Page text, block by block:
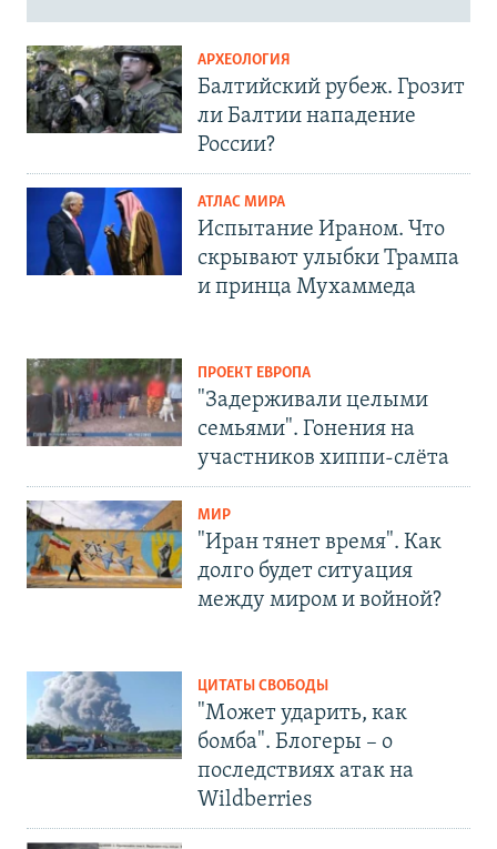
АРХЕОЛОГИЯ
Балтийский рубеж. Грозит
ли Балтии нападение
России?
АТЛАС МИРА
Испытание Ираном. Что
скрывают улыбки Трампа
и принца Мухаммеда
ПРОЕКТ ЕВРОПА
"Задерживали целыми
семьями". Гонения на
участников хиппи-слёта
МИР
"Иран тянет время". Как
долго будет ситуация
между миром и войной?
ЦИТАТЫ СВОБОДЫ
"Может ударить, как
бомба". Блогеры – о
последствиях атак на
Wildberries